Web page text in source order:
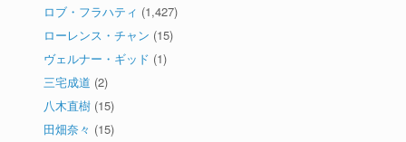
ロブ・フラハティ (1,427)
ローレンス・チャン (15)
ヴェルナー・ギッド (1)
三宅成道 (2)
八木直樹 (15)
田畑奈々 (15)